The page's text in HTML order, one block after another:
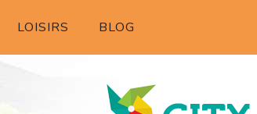
LOISIRS BLOG